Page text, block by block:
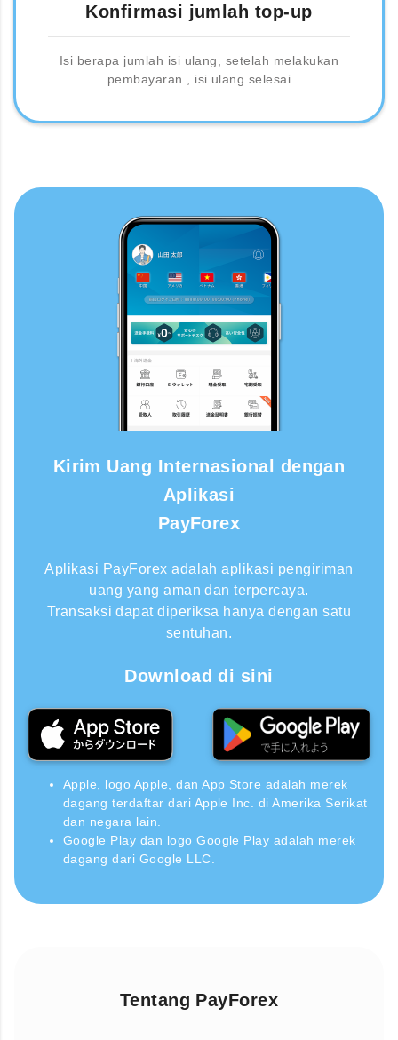
Konfirmasi jumlah top-up
Isi berapa jumlah isi ulang, setelah melakukan
pembayaran , isi ulang selesai
Kirim Uang Internasional dengan
Aplikasi
PayForex
Aplikasi PayForex adalah aplikasi pengiriman
uang yang aman dan terpercaya.
Transaksi dapat diperiksa hanya dengan satu
sentuhan.
Download di sini
Apple, logo Apple, dan App Store adalah merek
dagang terdaftar dari Apple Inc. di Amerika Serikat
dan negara lain.
Google Play dan logo Google Play adalah merek
dagang dari Google LLC.
Tentang PayForex